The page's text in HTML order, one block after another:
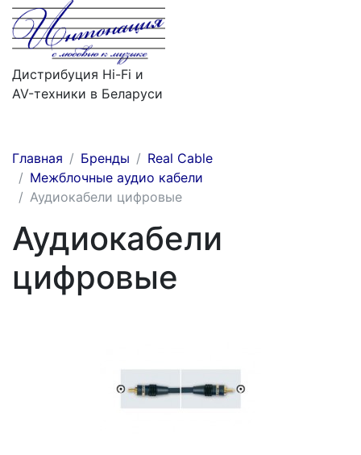
Дистрибуция Hi-Fi и
AV-техники в Беларуси
Главная Бренды
Real Cable
Межблочные аудио кабели
Аудиокабели цифровые
Аудиокабели
цифровые